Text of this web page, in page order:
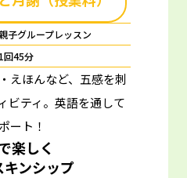
子グループレッスン
回45分
えほんなど、五感を刺
ティ。 英語を通して
ート！
楽しく
ンシップ